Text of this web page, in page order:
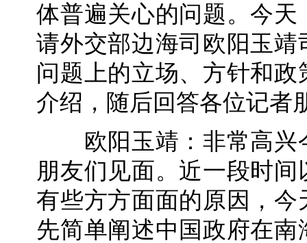
体普遍关心的问题。今
请外交部边海司欧阳玉
问题上的立场、方针和
介绍，随后回答各位记者
欧阳玉靖：非常高兴
朋友们见面。近一段时
有些方方面面的原因，
先简单阐述中国政府在